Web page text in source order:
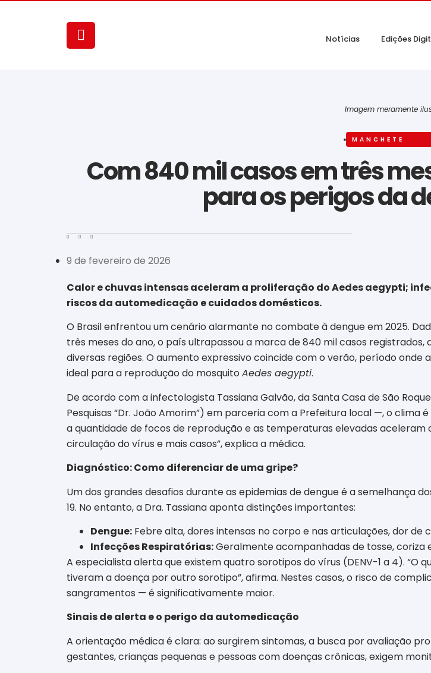
Notícias Edições
Imagem meramente
MANCHETE
Com 840 mil casos em três
para os perigos da
9 de fevereiro de 2026
Calor e chuvas intensas aceleram a proliferação do Aedes aegypti;
riscos da automedicação e cuidados domésticos.
O Brasil enfrentou um cenário alarmante no combate à dengue em 2025.
três meses do ano, o país ultrapassou a marca de 840 mil casos
diversas regiões. O aumento expressivo coincide com o verão, período
ideal para a reprodução do mosquitoAedes aegypti.
De acordo com a infectologista Tassiana Galvão, da Santa Casa de São
Pesquisas “Dr. João Amorim”) em parceria com a Prefeitura local —, o clima
a quantidade de focos de reprodução e as temperaturas elevadas
circulação do vírus e mais casos”, explica a médica.
Diagnóstico: Como diferenciar de uma gripe?
Um dos grandes desafios durante as epidemias de dengue é a semelhança
19. No entanto, a Dra. Tassiana aponta distinções importantes:
Dengue: Febre alta, dores intensas no corpo e nas articulações, dor
Infecções Respiratórias:Geralmente acompanhadas de tosse, coriza
A especialista alerta que existem quatro sorotipos do vírus (DENV-1 a 4). “O
tiveram a doença por outro sorotipo”, afirma. Nestes casos, o risco de
sangramentos — é significativamente maior.
Sinais de alerta e o perigo da automedicação
A orientação médica é clara: ao surgirem sintomas, a busca por avaliação
gestantes, crianças pequenas e pessoas com doenças crônicas, exigem